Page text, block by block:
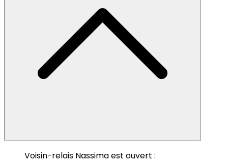
Voisin-relais Nassima est ouvert :